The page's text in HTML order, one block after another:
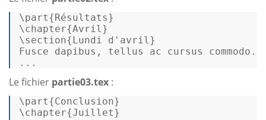
\part{Résultats}
\chapter{Avril}
\section{Lundi d'avril}
...
Le fichier partie03.tex :
\part{Conclusion}
\chapter{Juillet}